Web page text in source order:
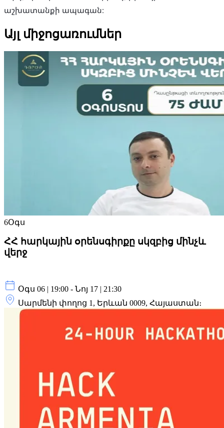
աշխատանքի ապագան։
Այլ միջոցառումներ
6Օգս
ՀՀ հարկային օրենսգիրքը սկզբից մինչև
վերջ
Օգս 06 | 19:00 - Նոյ 17 | 21:30
Սարմենի փողոց 1, Երևան 0009, Հայաստան։